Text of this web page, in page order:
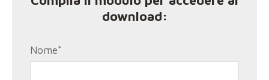
download:
Nome*